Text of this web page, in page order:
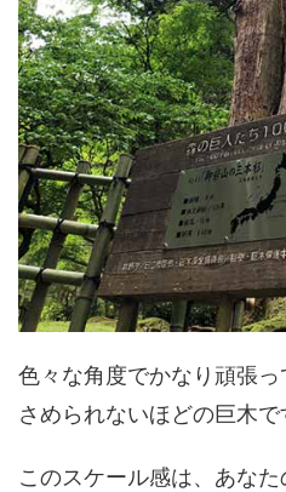
色々な角度でかなり頑張
さめられないほどの巨木で
このスケール感は、あな